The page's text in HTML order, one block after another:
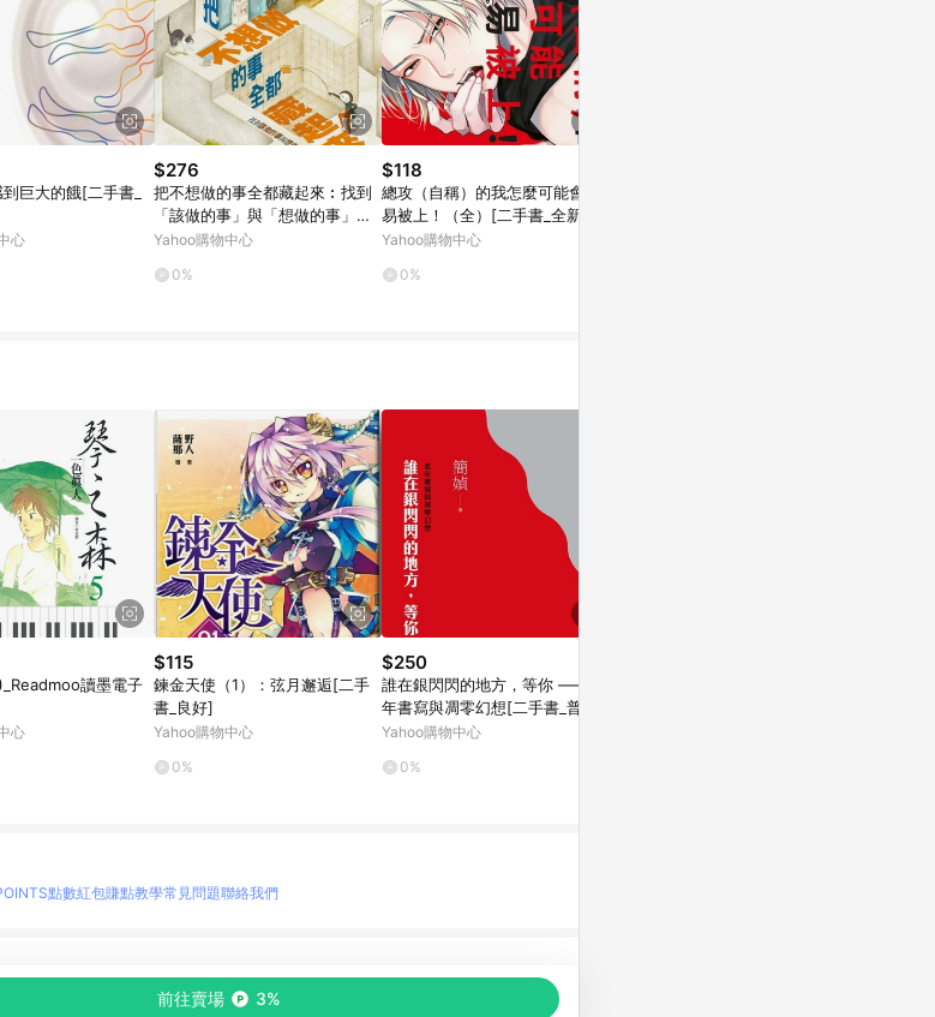
巨大的餓[二手書_
心
$276
把不想做的事全都藏起來︰找到
「該做的事」與「想做的事」的
平衡
Yahoo購物中心
0%
$118
總攻（自稱）的我怎麼可能會輕
易被上！（全）[二手書_全新]
Yahoo購物中心
0%
讀墨電子
心
$115
鍊金天使（1）：弦月邂逅[二手
書_良好]
Yahoo購物中心
0%
$250
誰在銀閃閃的地方，等你 ——老
年書寫與凋零幻想[二手書_普通]
Yahoo購物中心
0%
前往賣場 3%
點數紅包賺點教學常見問題聯絡我們
台，並依購物情報中的趨勢與風格做合作網路商家的延伸商品推薦，商品資料更新會有
現售價與購物條件，一切資訊以合作廠商網頁為準。